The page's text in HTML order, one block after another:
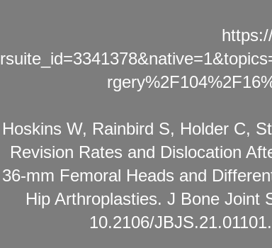
Hoskins W, Rainbird S, Holder C,
Revision Rates and Dislocation
36-mm Femoral Heads and
Hip Arthroplasties. J Bone Joint
10.2106/